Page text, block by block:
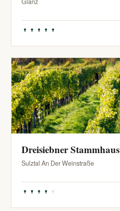
Dreisiebner Stammhaus
Sulztal An Der Weinstraße